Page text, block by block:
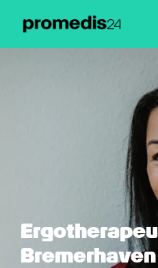
Bremerhaven